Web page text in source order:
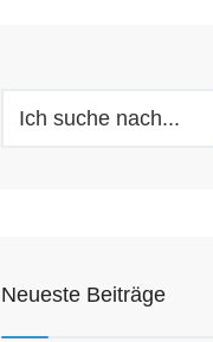
Search
Neueste Beiträge